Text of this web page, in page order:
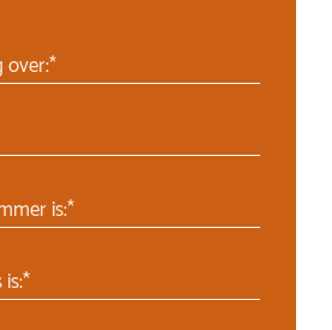
over:*
is:*